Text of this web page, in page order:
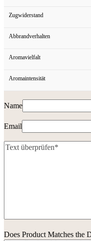
Zugwiderstand
Abbrandverhalten
Aromavielfalt
Aromaintensität
Name
Email
Does Product Matches the